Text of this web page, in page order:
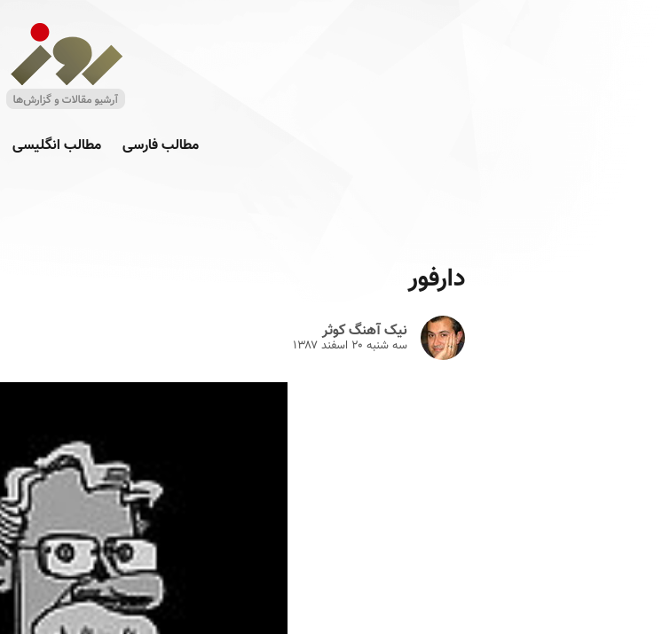
مطالب فارسی مطالب انگلیسی
دارفور
نیک آهنگ کوثر
سه شنبه ۲۰ اسفند ۱۳۸۷